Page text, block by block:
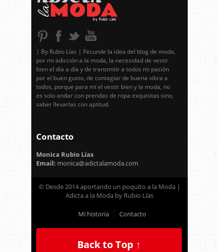
| By Rubio Lías | Fecunde la idea del blog de moda,
por mi adicción a la moda, la necesidad de vestir
bien el día a día y de transmitir a todos mi pasión
por el buen gusto, de contagiar de buena vibra a
todos, porque para mí el vestir bien y la moda, no
es solo andar con prendas de ropa exquisitas sino,
saber llevarlas con aptitud.
Contacto
Monica Rubio Lías
Email: monica@adictalamoda.com
© Desde 2014 aportando un poquito a la Moda |
Adicta a la Moda by Rubio Lías
Mi historia Contacto
Back to Top ↑